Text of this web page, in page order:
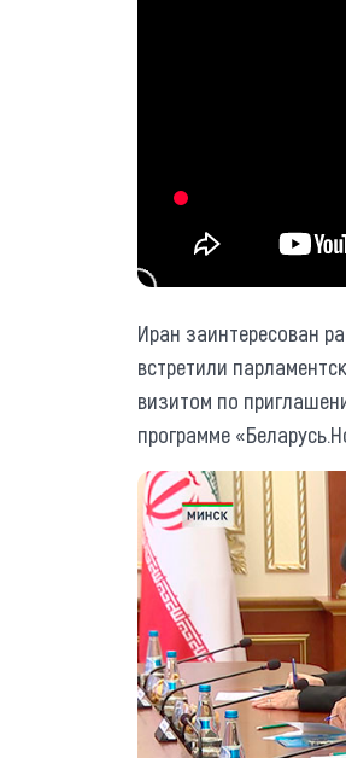
Иран заинтересован
встретили
визитом по
программе